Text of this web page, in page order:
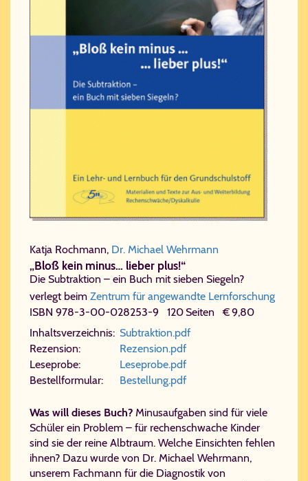
Katja Rochmann, Dr. Michael Wehrmann
„Bloß kein minus… lieber plus!“
Die Subtraktion – ein Buch mit sieben Siegeln?
verlegt beim Zentrum für angewandte Lernforschung
ISBN 978-​3-​00-​028253-​9 120 Seiten € 9,80
In­halts­ver­zeich­nis: Sub​trak​ti​on.​pdf
Re­zen­si­on:
Re​zen​si​on.​pdf
Le­se­pro­be:
Le​se​pro​be.​pdf
Be­stell­for­mu­lar:
Be​stel​lung.​pdf
Was will dieses Buch? Minusaufgaben sind für viele
Schüler ein Problem – für rechenschwache Kinder
sind sie der reine Albtraum. Welche Einsichten fehlen
ihnen? Dazu wurde von Dr. Michael Wehrmann,
unserem Fachmann für die Diagnostik von